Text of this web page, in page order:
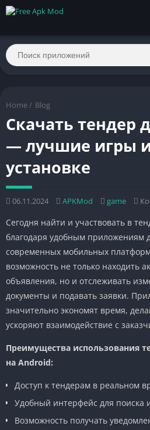
Home / Blog
Скачать тендер
— лучшие игры
установке
06.11.2024 APKMod game
Сегодня найти и участвовать в
благодаря удобным
современных мобильных
возможность не только находить
объявления, но и отслеживать
документы и подавать заявки.
значительно экономят время,
ускоряют взаимодействие с
Преимущества использования
на Android:
Доступ к тендерам в реальном
Удобный интерфейс для поиска
Возможность получать